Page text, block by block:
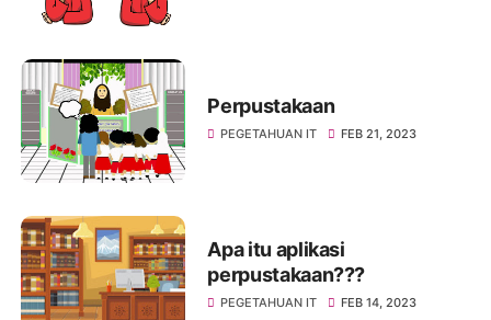
Perpustakaan
PEGETAHUAN IT FEB 21, 2023
Apa itu aplikasi
perpustakaan???
PEGETAHUAN IT FEB 14, 2023